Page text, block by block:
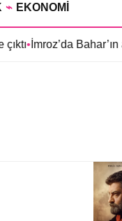
⌁ EKONOMİ
•İmroz’da Bahar’ın